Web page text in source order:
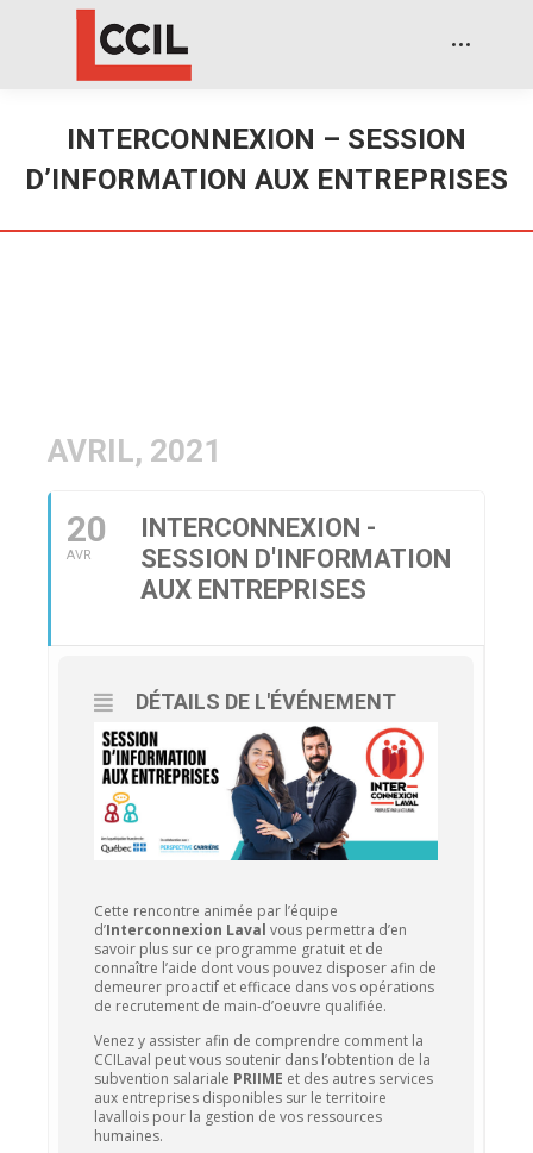
INTERCONNEXION – SESSION
D’INFORMATION AUX ENTREPRISES
AVRIL, 2021
20
AVR
INTERCONNEXION -
SESSION D'INFORMATION
AUX ENTREPRISES
DÉTAILS DE L'ÉVÉNEMENT
Cette rencontre animée par l’équipe
d’Interconnexion Laval vous permettra d’en
savoir plus sur ce programme gratuit et de
connaître l’aide dont vous pouvez disposer afin de
demeurer proactif et efficace dans vos opérations
de recrutement de main-d’oeuvre qualifiée.
Venez y assister afin de comprendre comment la
CCILaval peut vous soutenir dans l’obtention de la
subvention salariale PRIIME et des autres services
aux entreprises disponibles sur le territoire
lavallois pour la gestion de vos ressources
humaines.